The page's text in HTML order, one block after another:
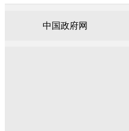
中国政府网